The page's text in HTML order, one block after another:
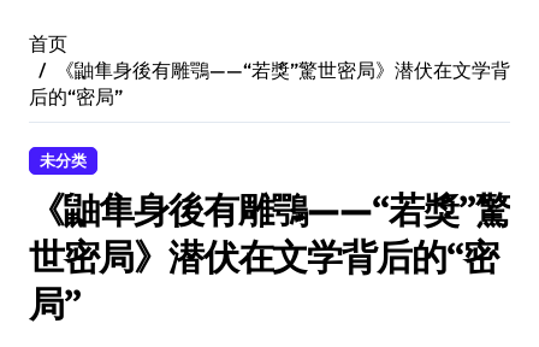
首页
《鼬隼身後有雕鶚——“若獎”驚世密局》潜伏在文学背
后的“密局”
未分类
《鼬隼身後有雕鶚——“若獎”驚
世密局》潜伏在文学背后的“密
局”